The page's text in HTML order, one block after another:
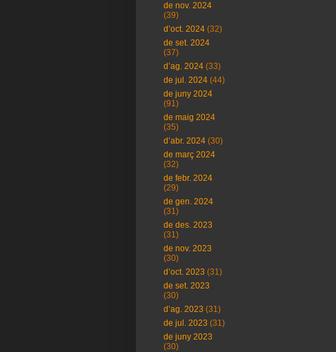
de nov. 2024
(39)
d’oct. 2024 (32)
de set. 2024
(37)
d’ag. 2024 (33)
de jul. 2024 (44)
de juny 2024
(91)
de maig 2024
(35)
d’abr. 2024 (30)
de març 2024
(32)
de febr. 2024
(29)
de gen. 2024
(31)
de des. 2023
(31)
de nov. 2023
(30)
d’oct. 2023 (31)
de set. 2023
(30)
d’ag. 2023 (31)
de jul. 2023 (31)
de juny 2023
(30)